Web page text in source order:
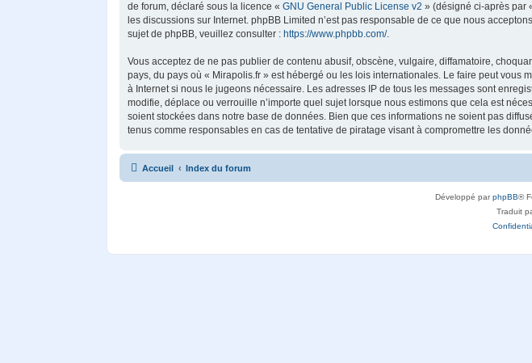
de forum, déclaré sous la licence « GNU General Public License v2 » (désigné ci-après par
les discussions sur Internet. phpBB Limited n’est pas responsable de ce que nous
sujet de phpBB, veuillez consulter : https://www.phpbb.com/.
Vous acceptez de ne pas publier de contenu abusif, obscène, vulgaire, diffamatoire,
pays, du pays où « Mirapolis.fr » est hébergé ou les lois internationales. Le faire peut vous
à Internet si nous le jugeons nécessaire. Les adresses IP de tous les messages sont
modifie, déplace ou verrouille n’importe quel sujet lorsque nous estimons que cela est
soient stockées dans notre base de données. Bien que ces informations ne soient pas
tenus comme responsables en cas de tentative de piratage visant à compromettre les
Accueil Index du forum
Développé parphpBB®
Traduit